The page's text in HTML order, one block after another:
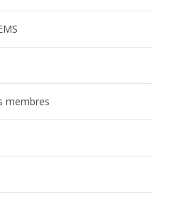
membres